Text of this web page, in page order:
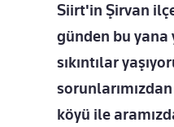
Siirt'in Şirvan
günden bu yana
sıkıntılar
köyü ile